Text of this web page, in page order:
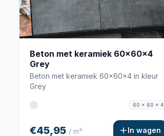
Beton met keramiek 60x60x4
Grey
Beton met keramiek 60x60x4 in kleur
Grey
60 x 60 x 4
€45,95 / m² In wagen